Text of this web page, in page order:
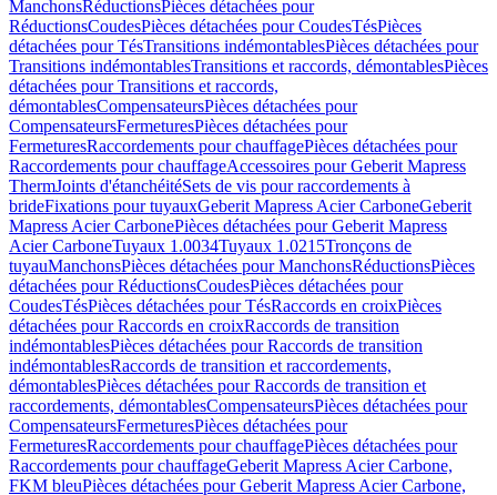
ManchonsRéductionsPièces détachées pour
RéductionsCoudesPièces détachées pour CoudesTésPièces
détachées pour TésTransitions indémontablesPièces détachées pour
Transitions indémontablesTransitions et raccords, démontablesPièces
détachées pour Transitions et raccords,
démontablesCompensateursPièces détachées pour
CompensateursFermeturesPièces détachées pour
FermeturesRaccordements pour chauffagePièces détachées pour
Raccordements pour chauffageAccessoires pour Geberit Mapress
ThermJoints d'étanchéitéSets de vis pour raccordements à
brideFixations pour tuyauxGeberit Mapress Acier CarboneGeberit
Mapress Acier CarbonePièces détachées pour Geberit Mapress
Acier CarboneTuyaux 1.0034Tuyaux 1.0215Tronçons de
tuyauManchonsPièces détachées pour ManchonsRéductionsPièces
détachées pour RéductionsCoudesPièces détachées pour
CoudesTésPièces détachées pour TésRaccords en croixPièces
détachées pour Raccords en croixRaccords de transition
indémontablesPièces détachées pour Raccords de transition
indémontablesRaccords de transition et raccordements,
démontablesPièces détachées pour Raccords de transition et
raccordements, démontablesCompensateursPièces détachées pour
CompensateursFermeturesPièces détachées pour
FermeturesRaccordements pour chauffagePièces détachées pour
Raccordements pour chauffageGeberit Mapress Acier Carbone,
FKM bleuPièces détachées pour Geberit Mapress Acier Carbone,